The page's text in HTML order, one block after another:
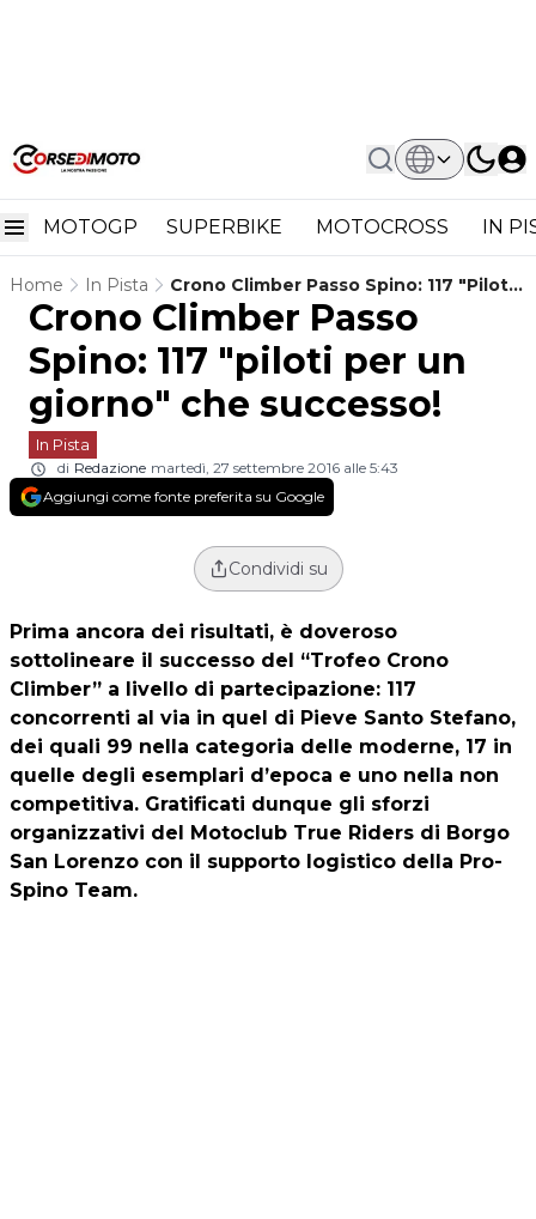
MOTOGP SUPERBIKE MOTOCROSS IN
Home In Pista
Crono Climber Passo Spino: 117 "piloti
Per Un Giorno" Che Successo!
Crono Climber Passo
Spino: 117 "piloti per un
giorno" che successo!
In Pista
di Redazione martedì, 27 settembre 2016 alle 5:43
Aggiungi come fonte preferita su Google
Condividi su
Prima ancora dei risultati, è doveroso
sottolineare il successo del “Trofeo Crono
Climber” a livello di partecipazione: 117
concorrenti al via in quel di Pieve Santo Stefano,
dei quali 99 nella categoria delle moderne, 17 in
quelle degli esemplari d’epoca e uno nella non
competitiva. Gratificati dunque gli sforzi
organizzativi del Motoclub True Riders di Borgo
San Lorenzo con il supporto logistico della Pro-
Spino Team.